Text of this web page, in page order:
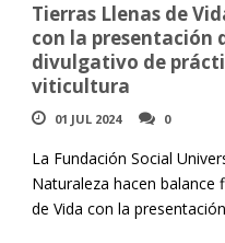
Tierras Llenas de
con la presentación
divulgativo de
viticultura
01 JUL 2024 0
La Fundación Social
Naturaleza hacen balance
de Vida con la